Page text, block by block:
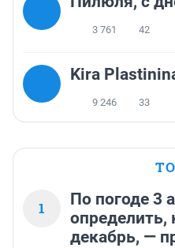
3 761 42
Kira
9 246 33
1
По погоде 3
определить,
декабрь, —